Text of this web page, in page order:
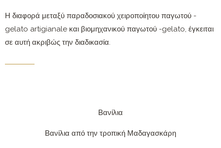
Η διαφορά μεταξύ παραδοσιακού χειροποίητου παγωτού -
gelato artigianale και βιομηχανικού παγωτού -gelato, έγκειται
σε αυτή ακριβώς την διαδικασία.
Βανίλια
Βανίλια από την τροπική Μαδαγασκάρη